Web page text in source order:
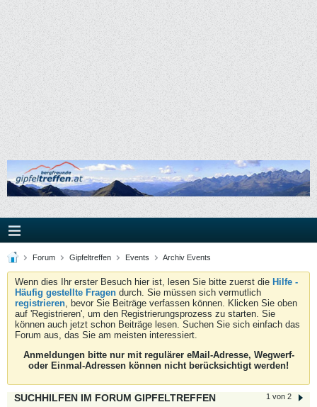
Forum Gipfeltreffen Events Archiv Events
Wenn dies Ihr erster Besuch hier ist, lesen Sie bitte zuerst die Hilfe -
Häufig gestellte Fragen durch. Sie müssen sich vermutlich
registrieren, bevor Sie Beiträge verfassen können. Klicken Sie oben
auf 'Registrieren', um den Registrierungsprozess zu starten. Sie
können auch jetzt schon Beiträge lesen. Suchen Sie sich einfach das
Forum aus, das Sie am meisten interessiert.
Anmeldungen bitte nur mit regulärer eMail-Adresse, Wegwerf-
oder Einmal-Adressen können nicht berücksichtigt werden!
1 von 2
SUCHHILFEN IM FORUM GIPFELTREFFEN